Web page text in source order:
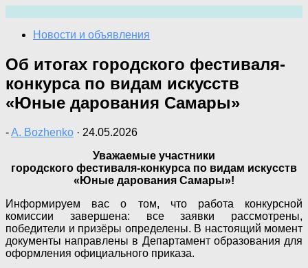
содержимому
Новости и объявления
Об итогах городского фестиваля-
конкурса по видам искусств
«Юные дарования Самары»
-A. Bozhenko · 24.05.2026
Уважаемые участники
городского фестиваля-конкурса по видам искусств
«Юные дарования Самары»!
Информируем вас о том, что работа конкурсной
комиссии завершена: все заявки рассмотрены,
победители и призёры определены. В настоящий момент
документы направлены в Департамент образования для
оформления официального приказа.